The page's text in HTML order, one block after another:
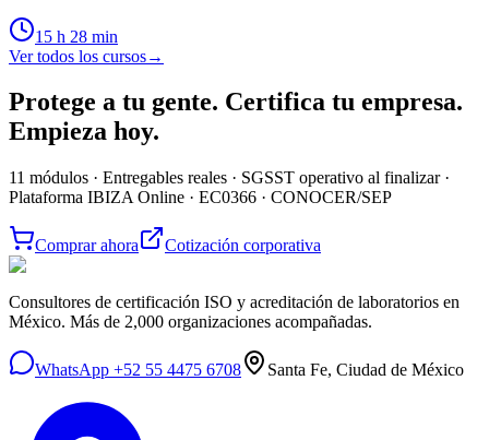
15 h 28 min
Ver todos los cursos→
Protege a tu gente. Certifica tu empresa.
Empieza hoy.
11 módulos · Entregables reales · SGSST operativo al finalizar ·
Plataforma IBIZA Online · EC0366 · CONOCER/SEP
Comprar ahora Cotización corporativa
Consultores de certificación ISO y acreditación de laboratorios en
México. Más de 2,000 organizaciones acompañadas.
WhatsApp +52 55 4475 6708 Santa Fe, Ciudad de México